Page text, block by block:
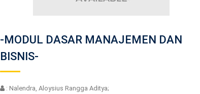
-MODUL DASAR MANAJEMEN DAN
BISNIS-
: Nalendra, Aloysius Rangga Aditya;